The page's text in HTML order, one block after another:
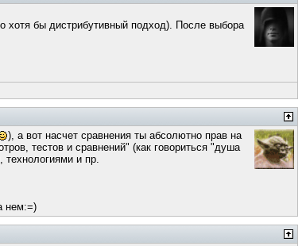
хотя бы дистрибутивный подход). После выбора
), а вот насчет сравнения ты абсолютно прав на
тестов и сравнений" (как говориться "душа
и пр.
нем:=)